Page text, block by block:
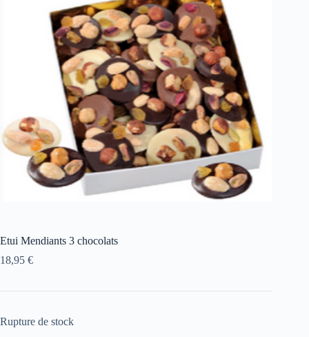
Etui Mendiants 3 chocolats
18,95 €
Rupture de stock